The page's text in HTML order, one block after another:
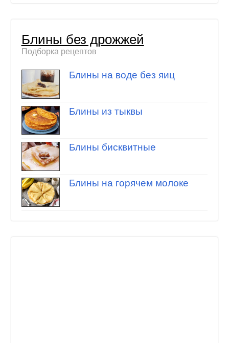
Блины без дрожжей
Подборка рецептов
Блины на воде без яиц
Блины из тыквы
Блины бисквитные
Блины на горячем молоке